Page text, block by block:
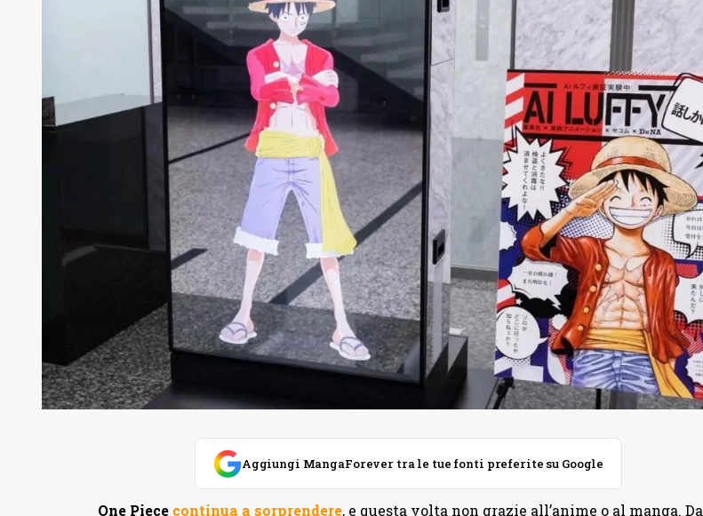
Aggiungi MangaForever tra le tue fonti preferite su Google
One Piece continua a sorprendere, e questa volta non grazie all’anime o al manga. Da